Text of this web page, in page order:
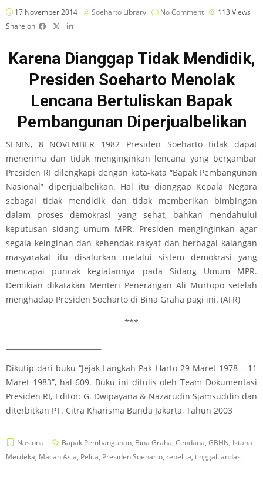
17 November 2014 Soeharto Library No Comment 113 Views
Share on
Karena Dianggap Tidak Mendidik,
Presiden Soeharto Menolak
Lencana Bertuliskan Bapak
Pembangunan Diperjualbelikan
SENIN, 8 NOVEMBER 1982 Presiden Soeharto tidak dapat
menerima dan tidak menginginkan lencana yang bergambar
Presiden RI dilengkapi dengan kata-kata “Bapak Pembangunan
Nasional” diperjualbelikan. Hal itu dianggap Kepala Negara
sebagai tidak mendidik dan tidak memberikan bimbingan
dalam proses demokrasi yang sehat, bahkan mendahului
keputusan sidang umum MPR. Presiden menginginkan agar
segala keinginan dan kehendak rakyat dan berbagai kalangan
masyarakat itu disalurkan melalui sistem demokrasi yang
mencapai puncak kegiatannya pada Sidang Umum MPR.
Demikian dikatakan Menteri Penerangan Ali Murtopo setelah
menghadap Presiden Soeharto di Bina Graha pagi ini. (AFR)
***
Dikutip dari buku “Jejak Langkah Pak Harto 29 Maret 1978 – 11
Maret 1983”, hal 609. Buku ini ditulis oleh Team Dokumentasi
Presiden RI, Editor: G. Dwipayana & Nazarudin Sjamsuddin dan
diterbitkan PT. Citra Kharisma Bunda Jakarta, Tahun 2003
Nasional Bapak Pembangunan, Bina Graha, Cendana, GBHN, Istana
Merdeka, Macan Asia, Pelita, Presiden Soeharto, repelita, tinggal landas